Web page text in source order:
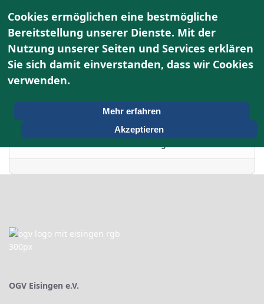
Terminkalender
Sonntag, 11. Januar
OGV Eisingen e.V.
Cookies ermöglichen eine bestmögliche
Bereitstellung unserer Dienste. Mit der
Nutzung unserer Seiten und Services erklären
Sie sich damit einverstanden, dass wir Cookies
verwenden.
Mehr erfahren
Akzeptieren